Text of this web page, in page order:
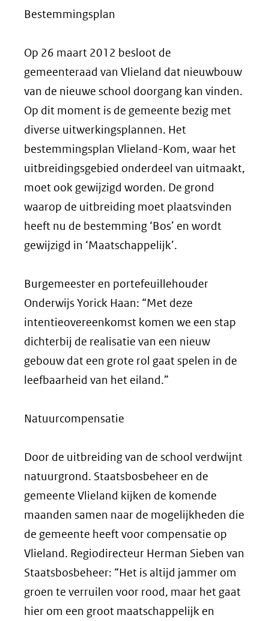
Bestemmingsplan
Op 26 maart 2012 besloot de
gemeenteraad van Vlieland dat nieuwbouw
van de nieuwe school doorgang kan vinden.
Op dit moment is de gemeente bezig met
diverse uitwerkingsplannen. Het
bestemmingsplan Vlieland-Kom, waar het
uitbreidingsgebied onderdeel van uitmaakt,
moet ook gewijzigd worden. De grond
waarop de uitbreiding moet plaatsvinden
heeft nu de bestemming ‘Bos’ en wordt
gewijzigd in ‘Maatschappelijk’.
Burgemeester en portefeuillehouder
Onderwijs Yorick Haan: “Met deze
intentieovereenkomst komen we een stap
dichterbij de realisatie van een nieuw
gebouw dat een grote rol gaat spelen in de
leefbaarheid van het eiland.”
Natuurcompensatie
Door de uitbreiding van de school verdwijnt
natuurgrond. Staatsbosbeheer en de
gemeente Vlieland kijken de komende
maanden samen naar de mogelijkheden die
de gemeente heeft voor compensatie op
Vlieland. Regiodirecteur Herman Sieben van
Staatsbosbeheer: “Het is altijd jammer om
groen te verruilen voor rood, maar het gaat
hier om een groot maatschappelijk en